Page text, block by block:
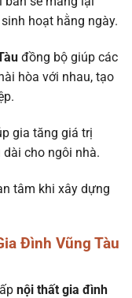
hoạt hằng ngày.
đồng bộ giúp các
hòa với nhau, tạo
gia tăng giá trị
cho ngôi nhà.
tâm khi xây dựng
Đình Vũng Tàu
nội thất gia đình